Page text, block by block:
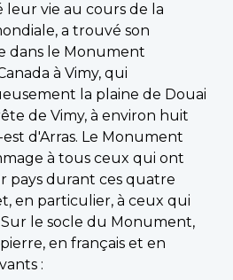
vie au cours de la
a trouvé son
dans le Monument
à Vimy, qui
la plaine de Douai
de Vimy, à environ huit
d'Arras. Le Monument
à tous ceux qui ont
durant ces quatre
en particulier, à ceux qui
le socle du Monument,
en français et en
: